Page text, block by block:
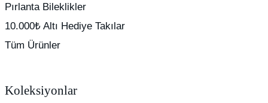
Pırlanta Bileklikler
10.000₺ Altı Hediye Takılar
Tüm Ürünler
Koleksiyonlar